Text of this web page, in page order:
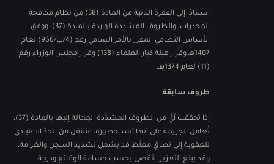
استنادًا إلى الفقرة الثانية من المادة (38) من نظام مكافحة
المخدرات، والظروف المشددة الواردة بالمادة (37)، ووفق
الأساس النظامي المقرر بالأمر السامي رقم (4/ب/966) لعام
1407هـ وقرار هيئة كبار العلماء (138) وقرار مجلس الوزراء رقم
(11) لعام 1374هـ.
ظروف سابقة:
إذا تحققت أيٌّ من الظروف المشدِّدة المحالة إليها بالمادة (37)،
تُعامل الجريمة على أنها أشد خطورة، فتنتقل من الحدّ الاعتيادي
للعقوبة إلى نطاقٍ مغلّظ قد يشمل تشديد السجن والغرامة،
وقد يبلغ التعزير الأقصى بحسب جسامة الوقائع ودرجة